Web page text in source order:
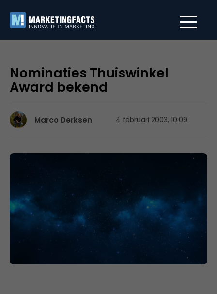
Nominaties Thuiswinkel
Award bekend
Marco Derksen 4 februari 2003, 10:09